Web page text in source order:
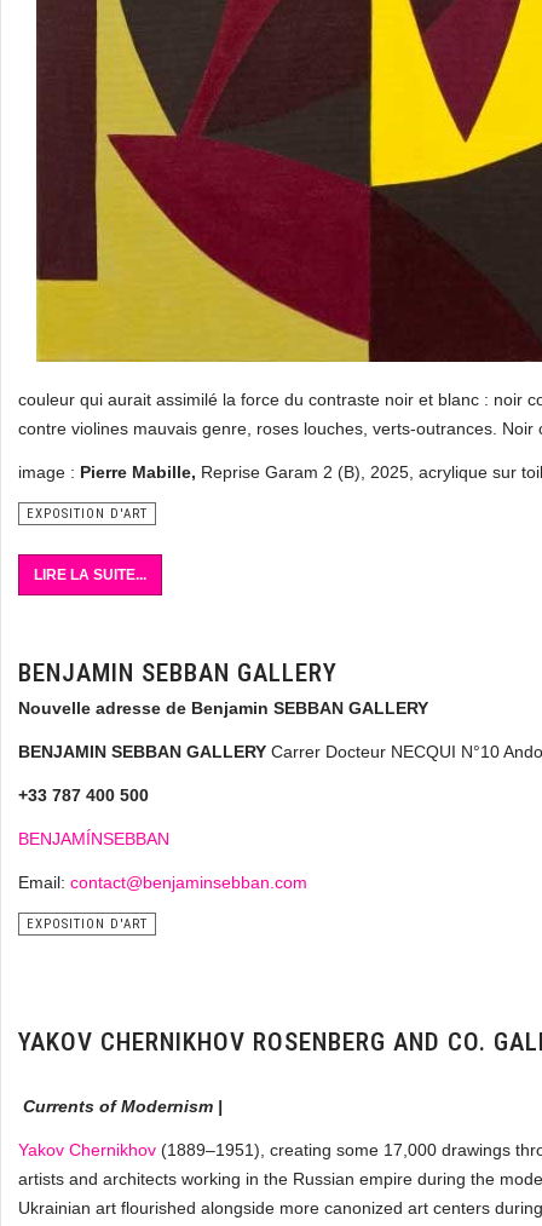
couleur qui aurait assimilé la force du contraste noir et blanc : noir
contre violines mauvais genre, roses louches, verts-outrances.
image : Pierre Mabille, Reprise Garam 2 (B), 2025, acrylique sur
EXPOSITION D'ART
LIRE LA SUITE...
BENJAMIN SEBBAN GALLERY
Nouvelle adresse de Benjamin SEBBAN GALLERY
BENJAMIN SEBBAN GALLERY Carrer Docteur NECQUI N°10
+33 787 400 500
BENJAMÍNSEBBAN
Email: contact@benjaminsebban.com
EXPOSITION D'ART
YAKOV CHERNIKHOV ROSENBERG AND CO.
Currents of Modernism |
Yakov Chernikhov (1889–1951), creating some 17,000 drawings
artists and architects working in the Russian empire during the
Ukrainian art flourished alongside more canonized art centers